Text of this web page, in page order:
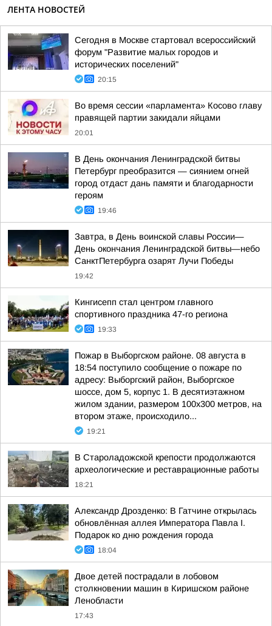
ЛЕНТА НОВОСТЕЙ
Сегодня в Москве стартовал всероссийский
форум "Развитие малых городов и
исторических поселений"
20:15
Во время сессии «парламента» Косово главу
правящей партии закидали яйцами
20:01
В День окончания Ленинградской битвы
Петербург преобразится — сиянием огней
город отдаст дань памяти и благодарности
героям
19:46
Завтра, в День воинской славы России—
День окончания Ленинградской битвы—небо
СанктПетербурга озарят Лучи Победы
19:42
Кингисепп стал центром главного
спортивного праздника 47-го региона
19:33
Пожар в Выборгском районе. 08 августа в
18:54 поступило сообщение о пожаре по
адресу: Выборгский район, Выборгское
шоссе, дом 5, корпус 1. В десятиэтажном
жилом здании, размером 100х300 метров, на
втором этаже, происходило...
19:21
В Староладожской крепости продолжаются
археологические и реставрационные работы
18:21
Александр Дрозденко: В Гатчине открылась
обновлённая аллея Императора Павла I.
Подарок ко дню рождения города
18:04
Двое детей пострадали в лобовом
столкновении машин в Киришском районе
Ленобласти
17:43